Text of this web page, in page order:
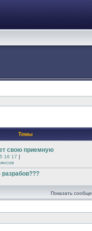
Темы
свою приемную
16 17 ]
разрабов???
Показать